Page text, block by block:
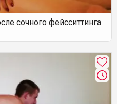
сочного фейсситтинга